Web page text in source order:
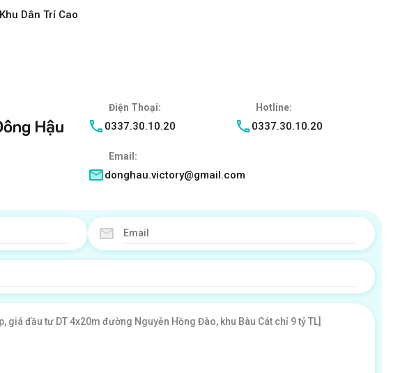
Khu Dân Trí Cao
Hậu
Điện Thoại:
0337.30.10.20
Hotline:
0337.30.10.20
Email:
donghau.victory@gmail.com